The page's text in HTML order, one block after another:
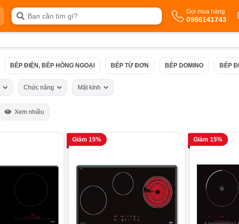
Gọi mua hàng
0986141743
BẾP ĐIỆN, BẾP HỒNG NGOẠI BẾP TỪ ĐƠN BẾP DOMINO BẾP
Chức năng Mặt kính
Xem nhiều
Giảm 15% Giảm 15%